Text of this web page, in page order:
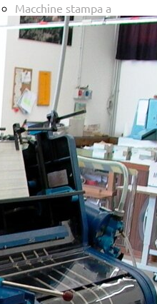
Macchine stampa a
caldo varie